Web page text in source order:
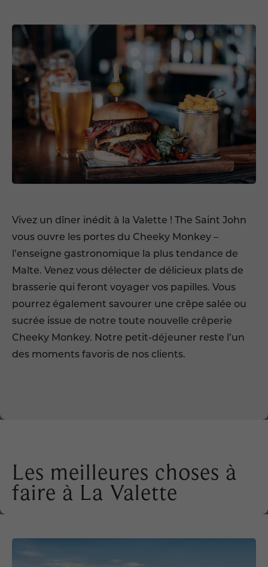
Vivez un dîner inédit à la Valette ! The Saint John
vous ouvre les portes du Cheeky Monkey –
l’enseigne gastronomique la plus tendance de
Malte. Venez vous délecter de délicieux plats de
brasserie qui feront voyager vos papilles. Vous
pourrez également savourer une crêpe salée ou
sucrée issue de notre toute nouvelle crêperie
Cheeky Monkey. Notre petit-déjeuner reste l’un
des moments favoris de nos clients.
Les meilleures choses à
faire à La Valette